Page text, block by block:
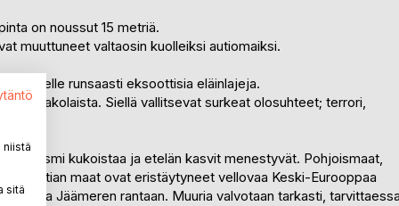
on noussut 15 metriä.
muuttuneet valtaosin kuolleiksi autiomaiksi.
puolelle runsaasti eksoottisia eläinlajeja.
Siellä vallitsevat surkeat olosuhteet; terrori,
Turismi kukoistaa ja etelän kasvit menestyvät. Pohjoismaat,
Baltian maat ovat eristäytyneet vellovaa Keski-Eurooppaa
aina Jäämeren rantaan. Muuria valvotaan tarkasti,
niistä
sitä